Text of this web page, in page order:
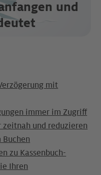
und
mit
immer im Zugriff
zeitnah und reduzieren
Buchen
zu Kassenbuch-
Ihren